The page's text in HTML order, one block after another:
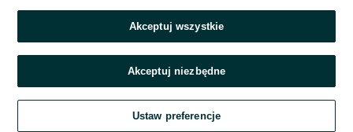
Akceptuj wszystkie
Akceptuj niezbędne
Ustaw preferencje